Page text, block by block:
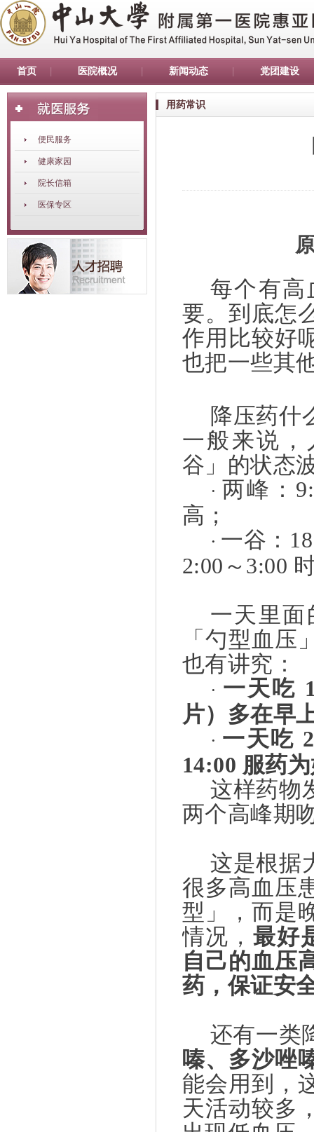
首页 医院概况 新闻动态 党团建设
便民服务
健康家园
院长信箱
医保专区
用药常识
每个有高
要。到底怎
作用比较好
也把一些其
降压药什
一般来说
谷」 的状态
· 两峰：
高；
· 一谷：
2:00 ～ 3:00
一天里
「勺型血
也有讲究：
· 一天吃
片）多在早
· 一天吃
14:00 服药
这样药物
两个高峰期
这是根据
很多高血压
型」，而是
情况，最好
自己的血压
药，保证安
还有一类
嗪、多沙唑
能会用到，
天活动较多